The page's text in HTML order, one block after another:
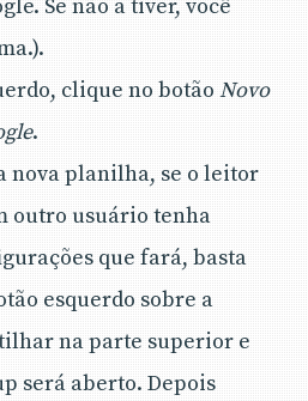
Se não a tiver, você
clique no botão Novo
.
nova planilha, se o leitor
outro usuário tenha
que fará, basta
esquerdo sobre a
na parte superior e
será aberto. Depois